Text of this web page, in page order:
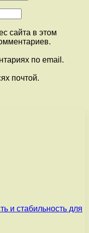
сайта в этом
по email.
почтой.
и стабильность для